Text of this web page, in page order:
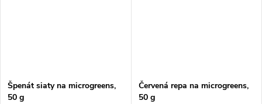
Špenát siaty na microgreens,
50 g
Červená repa na microgreens,
50 g